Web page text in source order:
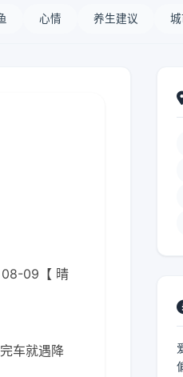
心情 养生建议
09【 晴
车就遇降